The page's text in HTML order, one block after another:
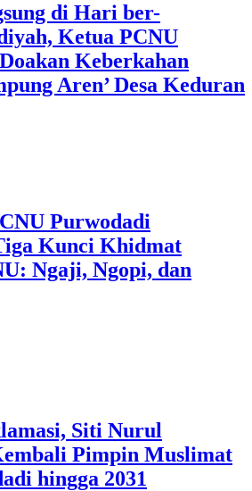
di Hari ber-
Ketua PCNU
Keberkahan
Aren’ Desa Keduran
Purwodadi
Kunci Khidmat
Ngaji, Ngopi, dan
Siti Nurul
Pimpin Muslimat
hingga 2031